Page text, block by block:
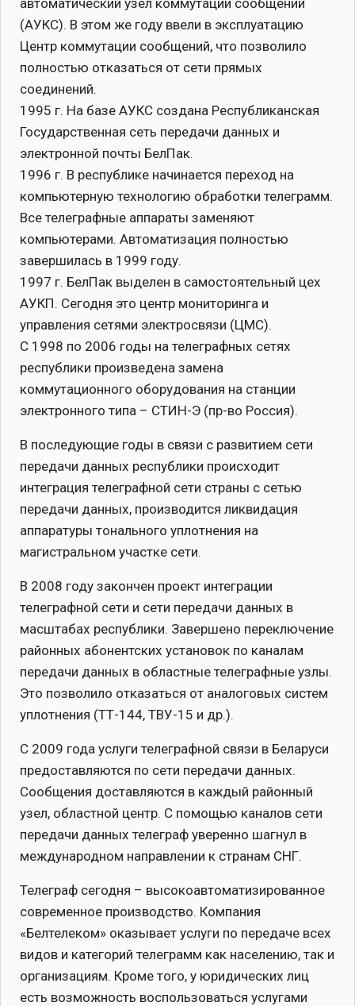
автоматический узел коммутации сообщений
(АУКС). В этом же году ввели в эксплуатацию
Центр коммутации сообщений, что позволило
полностью отказаться от сети прямых
соединений.
1995 г. На базе АУКС создана Республиканская
Государственная сеть передачи данных и
электронной почты БелПак.
1996 г. В республике начинается переход на
компьютерную технологию обработки телеграмм.
Все телеграфные аппараты заменяют
компьютерами. Автоматизация полностью
завершилась в 1999 году.
1997 г. БелПак выделен в самостоятельный цех
АУКП. Сегодня это центр мониторинга и
управления сетями электросвязи (ЦМС).
С 1998 по 2006 годы на телеграфных сетях
республики произведена замена
коммутационного оборудования на станции
электронного типа – СТИН-Э (пр-во Россия).
В последующие годы в связи с развитием сети
передачи данных республики происходит
интеграция телеграфной сети страны с сетью
передачи данных, производится ликвидация
аппаратуры тонального уплотнения на
магистральном участке сети.
В 2008 году закончен проект интеграции
телеграфной сети и сети передачи данных в
масштабах республики. Завершено переключение
районных абонентских установок по каналам
передачи данных в областные телеграфные узлы.
Это позволило отказаться от аналоговых систем
уплотнения (ТТ-144, ТВУ-15 и др.).
С 2009 года услуги телеграфной связи в Беларуси
предоставляются по сети передачи данных.
Сообщения доставляются в каждый районный
узел, областной центр. С помощью каналов сети
передачи данных телеграф уверенно шагнул в
международном направлении к странам СНГ.
Телеграф сегодня – высокоавтоматизированное
современное производство. Компания
«Белтелеком» оказывает услуги по передаче всех
видов и категорий телеграмм как населению, так и
организациям. Кроме того, у юридических лиц
есть возможность воспользоваться услугами